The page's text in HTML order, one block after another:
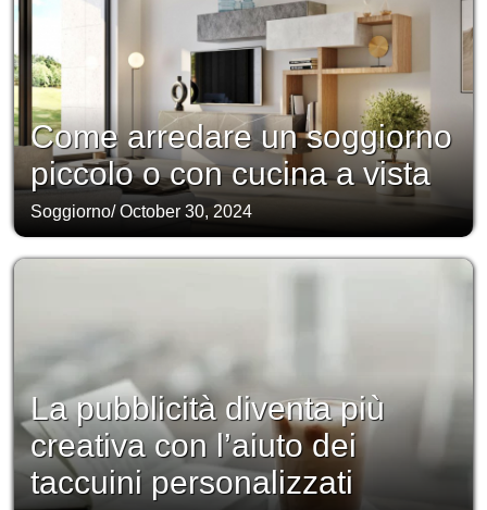
Come arredare un soggiorno
piccolo o con cucina a vista
Soggiorno/October 30, 2024
La pubblicità diventa più
creativa con l’aiuto dei
taccuini personalizzati